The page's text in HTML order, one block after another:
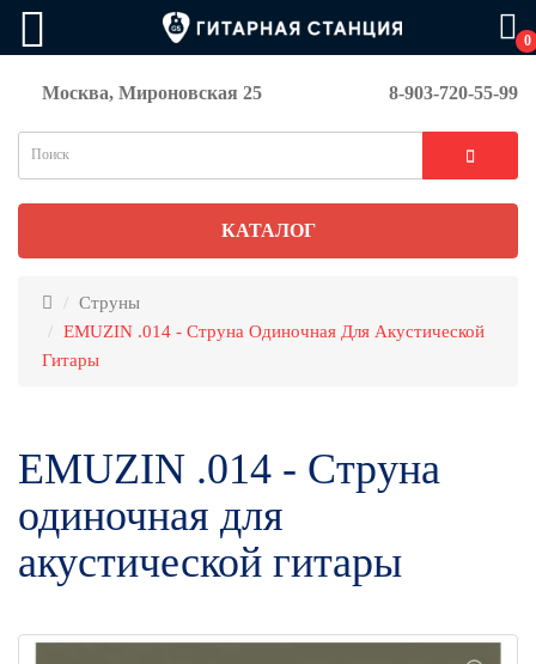
0
Москва, Мироновская 25 8-903-720-55-99
КАТАЛОГ
Струны
EMUZIN .014 - Струна Одиночная Для Акустической
Гитары
EMUZIN .014 - Струна
одиночная для
акустической гитары